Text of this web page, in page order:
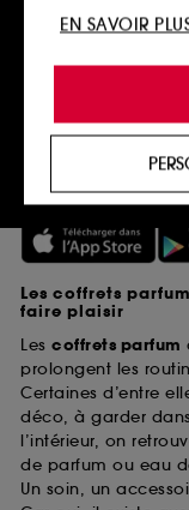
sous 14
Télécharger notre
Les coffrets
faire plaisir
Les coffrets parfum
prolongent les
Certaines d’entre
déco, à garder
l’intérieur, on
de parfum ou eau
Un soin, un
technique du
de vous
produits, des
proposer
votre profil.
Cookies
utilisés pour
de vous
sites tiers et
navigation,
Cookies de
permettent
d’en
EN SAVOIR